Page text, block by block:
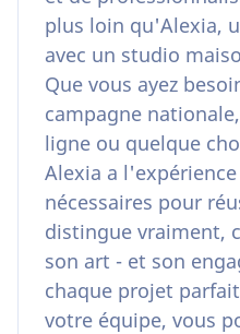
plus loin qu'Alexia,
avec un studio
Que vous ayez
campagne
ligne ou quelque
Alexia a
nécessaires pour
distingue vraiment,
son art - et son
chaque projet
votre équipe, vous